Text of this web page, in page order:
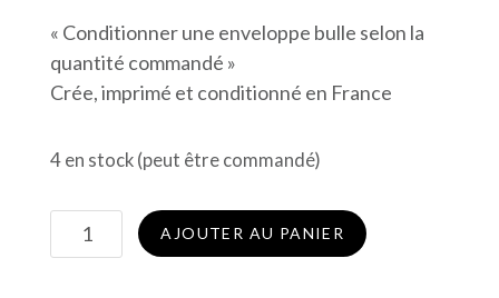
« Conditionner une enveloppe bulle selon la
quantité commandé »
Crée, imprimé et conditionné en France
4 en stock (peut être commandé)
quantité
de
AJOUTER AU PANIER